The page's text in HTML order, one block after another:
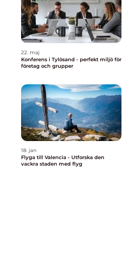
22. maj
Konferens i Tylösand - perfekt miljö för
företag och grupper
18. jan
Flyga till Valencia - Utforska den
vackra staden med flyg